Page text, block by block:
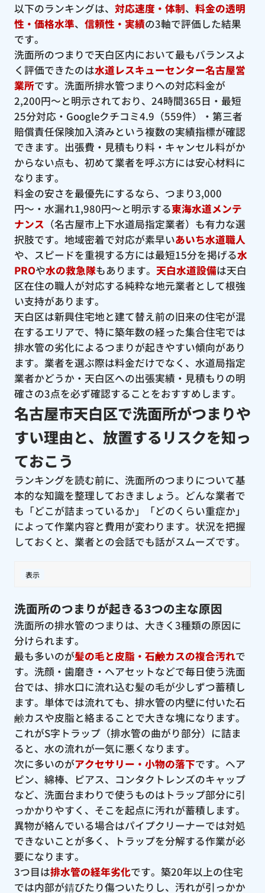
以下のランキングは、 対応速度・体制、 料金の透明
性・価格水準、 信頼性・実績の3軸で評価した結果
です。
洗面所のつまりで天白区内において最もバランスよ
く評価できたのは水道レスキューセンター名古屋営
業所です。洗面所排水管つまりへの対応料金が
2,200円〜と明示されており、24時間365日・最短
25分対応・Googleクチコミ4.9（559件）・第三者
賠償責任保険加入済みという複数の実績指標が確認
できます。出張費・見積もり料・キャンセル料がか
からない点も、初めて業者を呼ぶ方には安心材料に
なります。
料金の安さを最優先にするなら、つまり3,000
円〜・水漏れ1,980円〜と明示する東海水道メンテ
ナンス （名古屋市上下水道局指定業者）も有力な選
択肢です。地域密着で対応が素早いあいち水道職人
や、スピードを重視する方には最短15分を掲げる水
PROや水の救急隊もあります。 天白水道設備は天白
区在住の職人が対応する純粋な地元業者として根強
い支持があります。
天白区は新興住宅地と建て替え前の旧来の住宅が混
在するエリアで、特に築年数の経った集合住宅では
排水管の劣化によるつまりが起きやすい傾向があり
ます。業者を選ぶ際は料金だけでなく、水道局指定
業者かどうか・天白区への出張実績・見積もりの明
確さの3点を必ず確認することをおすすめします。
名古屋市天白区で洗面所がつまりや
すい理由と、放置するリスクを知っ
ておこう
ランキングを読む前に、洗面所のつまりについて基
本的な知識を整理しておきましょう。どんな業者で
も「どこが詰まっているか」「どのくらい重症か」
によって作業内容と費用が変わります。状況を把握
しておくと、業者との会話でも話がスムーズです。
表示
洗面所のつまりが起きる3つの主な原因
洗面所の排水管のつまりは、大きく3種類の原因に
分けられます。
最も多いのが髪の毛と皮脂・石鹸カスの複合汚れで
す。洗顔・歯磨き・ヘアセットなどで毎日使う洗面
台では、排水口に流れ込む髪の毛が少しずつ蓄積し
ます。単体では流れても、排水管の内壁に付いた石
鹸カスや皮脂と絡まることで大きな塊になります。
これがS字トラップ（排水管の曲がり部分）に詰ま
ると、水の流れが一気に悪くなります。
次に多いのがアクセサリー・小物の落下です。ヘア
ピン、綿棒、ピアス、コンタクトレンズのキャップ
など、洗面台まわりで使うものはトラップ部分に引
っかかりやすく、そこを起点に汚れが蓄積します。
異物が絡んでいる場合はパイプクリーナーでは対処
できないことが多く、トラップを分解する作業が必
要になります。
3つ目は排水管の経年劣化です。築20年以上の住宅
では内部が錆びたり傷ついたりし、汚れが引っかか